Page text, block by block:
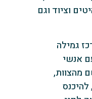
וציוד וגם
גמילה
אנשי
מהצוות,